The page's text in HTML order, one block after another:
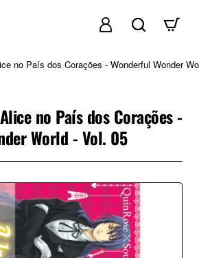
no País dos Corações - Wonderful Wonder
no País dos Corações -
World - Vol. 05